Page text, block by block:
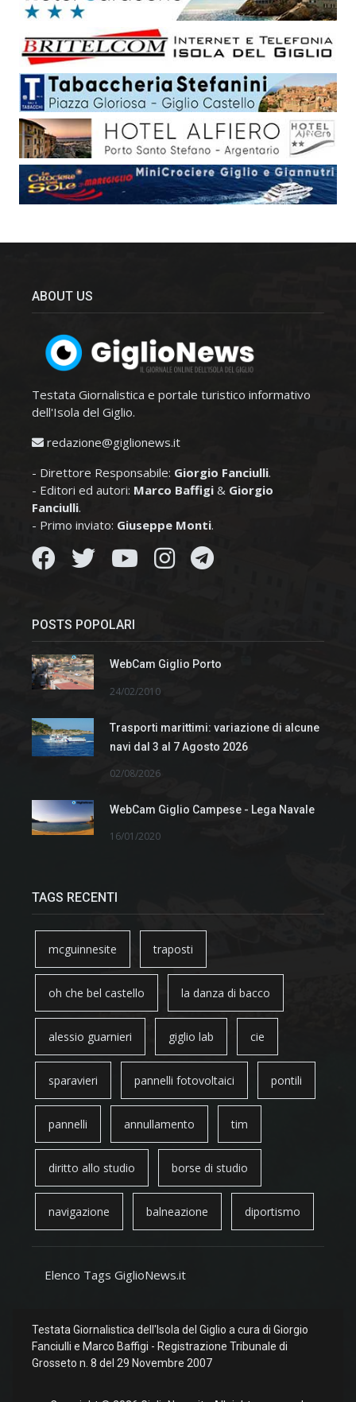
ABOUT US
Testata Giornalistica e portale turistico informativo
dell'Isola del Giglio.
redazione@giglionews.it
- Direttore Responsabile: Giorgio Fanciulli.
- Editori ed autori: Marco Baffigi & Giorgio
Fanciulli.
- Primo inviato: Giuseppe Monti.
POSTS POPOLARI
WebCam Giglio Porto
24/02/2010
Trasporti marittimi: variazione di alcune
navi dal 3 al 7 Agosto 2026
02/08/2026
WebCam Giglio Campese - Lega Navale
16/01/2020
TAGS RECENTI
mcguinnesite traposti
oh che bel castello la danza di bacco
alessio guarnieri giglio lab cie
sparavieri pannelli fotovoltaici pontili
pannelli annullamento tim
diritto allo studio borse di studio
navigazione balneazione diportismo
Elenco Tags GiglioNews.it
Testata Giornalistica dell'Isola del Giglio a cura di Giorgio
Fanciulli e Marco Baffigi - Registrazione Tribunale di
Grosseto n. 8 del 29 Novembre 2007